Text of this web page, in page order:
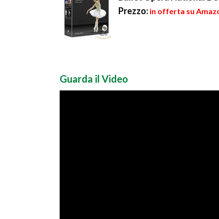
Prezzo: in offerta su
Guarda il Video